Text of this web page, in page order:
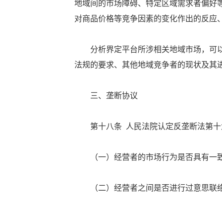
地域间的市场障碍、特定区域需求者偏好
对商品价格等竞争因素的变化作出的反
分析界定平台所涉相关地域市场，可以
法规的要求、其他地域竞争者的现状及其
三、垄断协议
第十八条 人民法院认定反垄断法第十
（一）经营者的市场行为是否具有一
（二）经营者之间是否进行过意思联